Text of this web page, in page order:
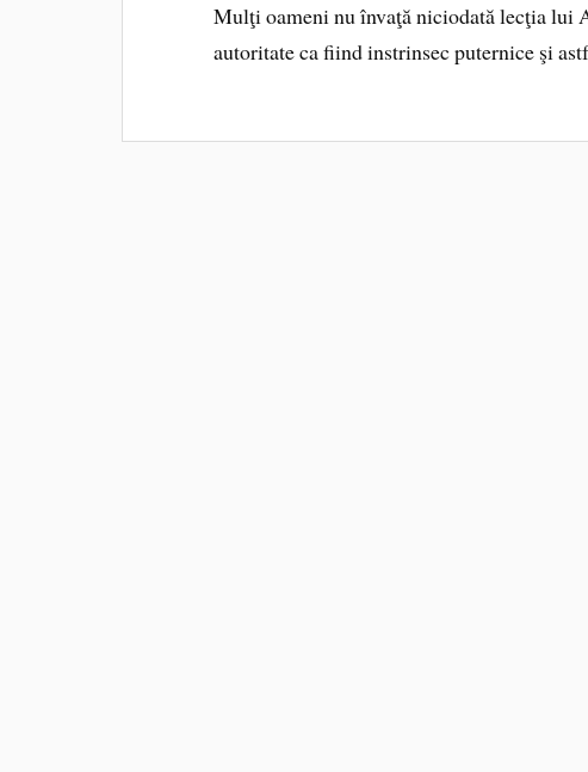
Mulţi oameni nu învaţă niciodată lecţia lui
autoritate ca fiind instrinsec puternice şi